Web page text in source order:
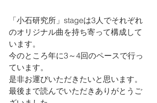
「小石研究所」stageは3人でそれぞれ
のオリジナル曲を持ち寄って構成して
います。
今のところ年に3～4回のペースで行っ
ています。
是非お運びいただきたいと思います。
最後まで読んでいただきありがとうご